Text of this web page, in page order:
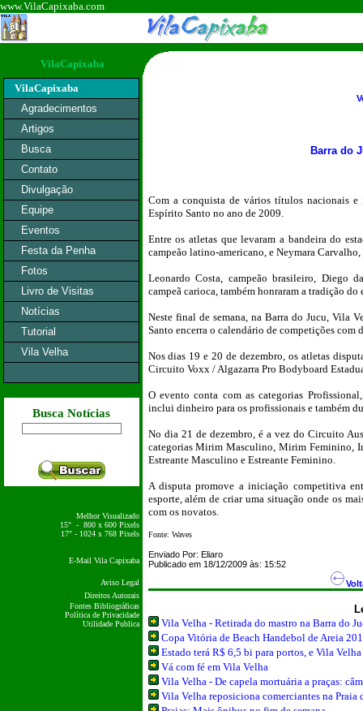
www.VilaCapixaba.com
VilaCapixaba
VilaCapixaba
Agradecimentos
Artigos
Busca
Contato
Divulgação
Equipe
Eventos
Festa da Penha
Fotos
Livro de Visitas
Notícias
Tutorial
Vila Velha
Busca Notícias
Melhor Visualizado
15" - 800 x 600 Pixels
17" - 1024 x 768 Pixels
E-Mail Vila Capixaba
Aviso Legal
Direitos Autorais
Fontes Bibliográficas
Política de Privacidade
Utilidade Publica
Barra do
Com a conquista de vários títulos nacionais
Espírito Santo no ano de 2009.
Entre os atletas que levaram a bandeira do
campeão latino-americano, e Neymara
Leonardo Costa, campeão brasileiro, Diego
campeã carioca, também honraram a tradição
Neste final de semana, na Barra do Jucu, Vila
Santo encerra o calendário de competições com
Nos dias 19 e 20 de dezembro, os atletas
Circuito Voxx / Algazarra Pro Bodyboard
O evento conta com as categorias
inclui dinheiro para os profissionais e também
No dia 21 de dezembro, é a vez do Circuito
categorias Mirim Masculino, Mirim Feminino,
Estreante Masculino e Estreante Feminino.
A disputa promove a iniciação competitiva
esporte, além de criar uma situação onde os
com os novatos.
Fonte: Waves
Enviado Por: Eliaro
Publicado em 18/12/2009 às: 15:52
Vila Velha - Retirada do mastro na Barra do
Copa Vitória de Beach Handebol de Areia
Estado terá R$ 6,5 bi para portos, e Vila Velha
Vá com fé em Vila Velha
Vila Velha - De capela mortuária a praças:
Vila Velha reposiciona comerciantes na Praia